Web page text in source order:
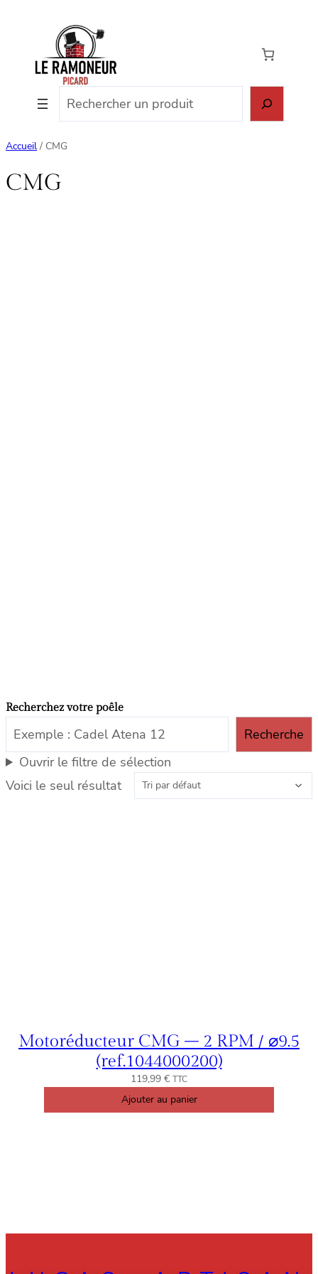
contenu
Accueil / CMG
CMG
Recherchez votre poêle
Recherche
Ouvrir le filtre de sélection
Voici le seul résultat
Motoréducteur CMG – 2 RPM / ⌀9.5
(ref.1044000200)
119,99 € TTC
Ajouter au panier